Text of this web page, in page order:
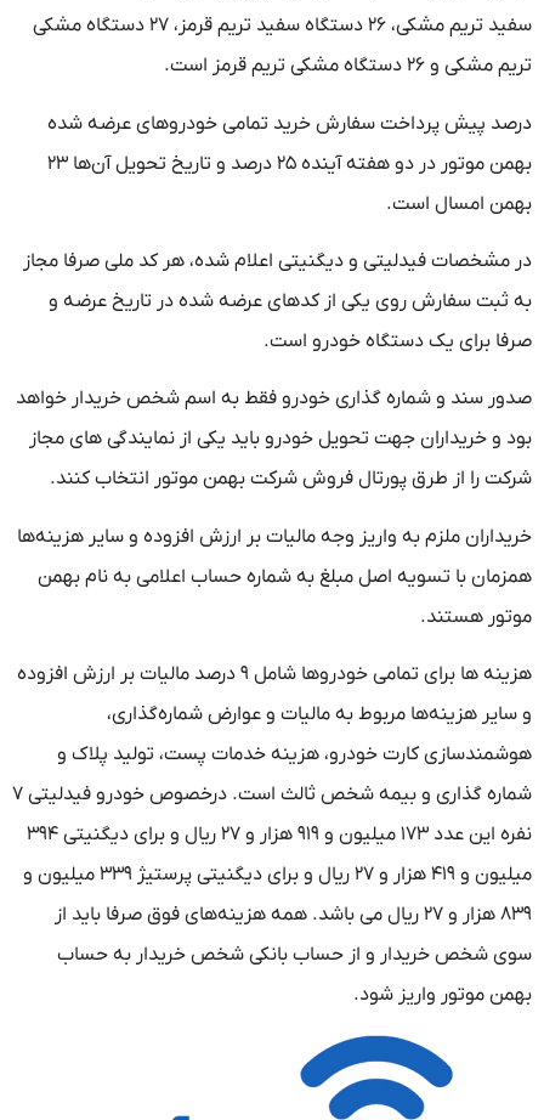
سفید تریم مشکی، ۲۶ دستگاه سفید تریم قرمز، ۲۷ دستگاه مشکی
تریم مشکی و ۲۶ دستگاه مشکی تریم قرمز است.
درصد پیش پرداخت سفارش خرید تمامی خودروهای عرضه شده
بهمن موتور در دو هفته آینده ۲۵ درصد و تاریخ تحویل آن‌ها ۲۳
بهمن امسال است.
در مشخصات فیدلیتی و دیگنیتی اعلام شده، هر کد ملی صرفا مجاز
به ثبت سفارش روی یکی از کدهای عرضه شده در تاریخ عرضه و
صرفا برای یک دستگاه خودرو است.
صدور سند و شماره گذاری خودرو فقط به اسم شخص خریدار خواهد
بود و خریداران جهت تحویل خودرو باید یکی از نمایندگی های مجاز
شرکت را از طرق پورتال فروش شرکت بهمن موتور انتخاب کنند.
خریداران ملزم به واریز وجه مالیات بر ارزش افزوده و سایر هزینه‌ها
همزمان با تسویه اصل مبلغ به شماره حساب اعلامی به نام بهمن
موتور هستند.
هزینه ها برای تمامی خودروها شامل ۹ درصد مالیات بر ارزش افزوده
و سایر هزینه‌ها مربوط به مالیات و عوارض شماره‌گذاری،
هوشمندسازی کارت خودرو، هزینه خدمات پست، تولید پلاک و
شماره گذاری و بیمه شخص ثالث است. درخصوص خودرو فیدلیتی ۷
نفره این عدد ۱۷۳ میلیون و ۹۱۹ هزار و ۲۷ ریال و برای دیگنیتی ۳۹۴
میلیون و ۴۱۹ هزار و ۲۷ ریال و برای دیگنیتی پرستیژ ۳۳۹ میلیون و
۸۳۹ هزار و ۲۷ ریال می باشد. همه هزینه‌های فوق صرفا باید از
سوی شخص خریدار و از حساب بانکی شخص خریدار به حساب
بهمن موتور واریز شود.